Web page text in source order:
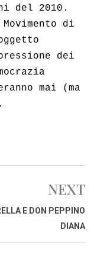
del 2010.
di
dei
mai (ma
NEXT
E DON PEPPINO
DIANA